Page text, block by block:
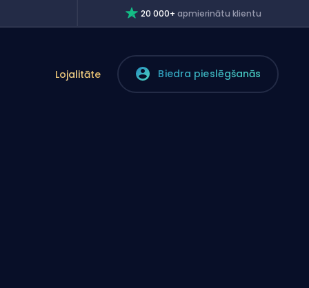
20 000+apmierinātu klientu
Lojalitāte Biedra pieslēgšanās